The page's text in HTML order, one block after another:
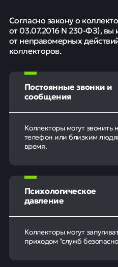
Согласно закону о
от 03.07.2016 N 230-ФЗ),
от неправомерных
коллекторов.
Постоянные звонки и
сообщения
Коллекторы могут звонить
телефон или близким
время.
Психологическое
давление
Коллекторы могут
приходом "служб